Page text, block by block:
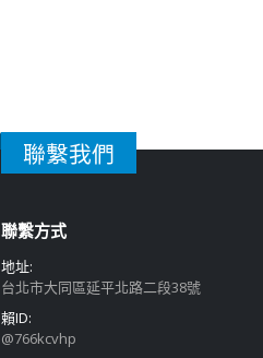
聯繫我們
聯繫方式
地址:
台北市大同區延平北路二段38號
賴ID:
@766kcvhp